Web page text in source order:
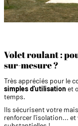
Volet roulant :
sur-mesure ?
Très appréciés pour le
simples d'utilisation et
temps.
Ils sécurisent votre
renforcer l'isolation... et